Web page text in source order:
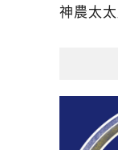
神農太